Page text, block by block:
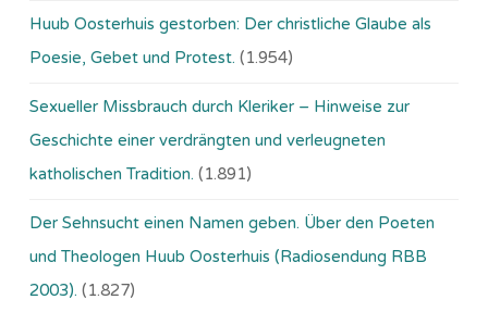
Huub Oosterhuis gestorben: Der christliche Glaube als
Poesie, Gebet und Protest. (1.954)
Sexueller Missbrauch durch Kleriker – Hinweise zur
Geschichte einer verdrängten und verleugneten
katholischen Tradition. (1.891)
Der Sehnsucht einen Namen geben. Über den Poeten
und Theologen Huub Oosterhuis (Ra­dio­sen­dung RBB
2003). (1.827)